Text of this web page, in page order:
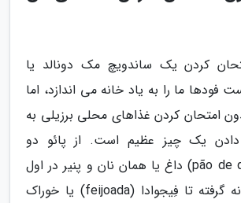
کردن یک ساندویچ مک دونالد یا
فودها ما را به یاد خانه می اندازد، اما
امتحان کردن غذاهای محلی برزیلی به
یک چیز عظیم است. از پائو دو
کیجوهای (pão de queijo) داغ یا همان نان و پنیر در اول
صبح برای صبحانه گرفته تا فِیجوادا (feijoada) یا خوراک